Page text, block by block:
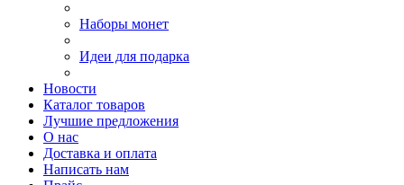
Наборы монет
Идеи для подарка
Новости
Каталог товаров
Лучшие предложения
О нас
Доставка и оплата
Написать нам